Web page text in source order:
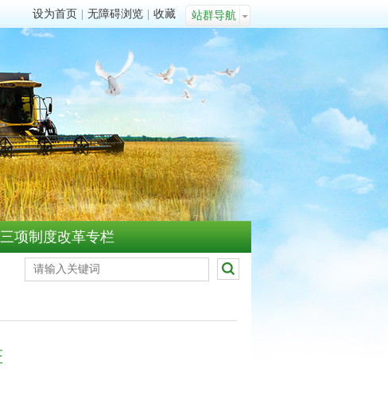
设为首页 无障碍浏览 收藏 站群导航
项制度改革专栏
衡阳市农业农村局召开全局青年干部座谈会